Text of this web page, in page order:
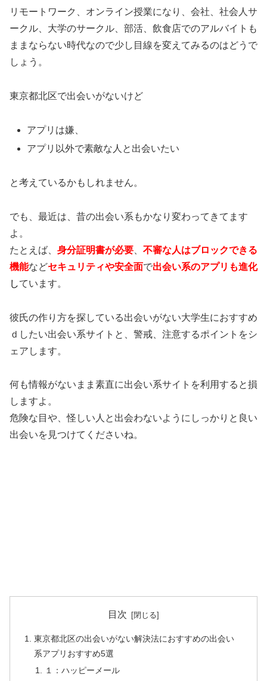
リモートワーク、オンライン授業になり、会社、社会人サ
ークル、大学のサークル、部活、飲食店でのアルバイトも
ままならない時代なので少し目線を変えてみるのはどうで
しょう。
東京都北区で出会いがないけど
アプリは嫌、
アプリ以外で素敵な人と出会いたい
と考えているかもしれません。
でも、最近は、昔の出会い系もかなり変わってきてます
よ。
たとえば、 身分証明書が必要
不審な人はブロックできる
機能などセキュリティや安全面で出会い系のアプリも進化
しています。
彼氏の作り方を探している出会いがない大学生におすすめ
ｄしたい出会い系サイトと、警戒、注意するポイントをシ
ェアします。
何も情報がないまま素直に出会い系サイトを利用すると損
しますよ。
危険な目や、怪しい人と出会わないようにしっかりと良い
出会いを見つけてくださいね。
目次
東京都北区の出会いがない解決法におすすめの出会い
系アプリおすすめ5選
１：ハッピーメール